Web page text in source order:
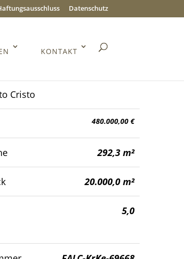
Datenschutz
KONTAKT
Cristo
480.000,00 €
292,3 m²
20.000,0 m²
5,0